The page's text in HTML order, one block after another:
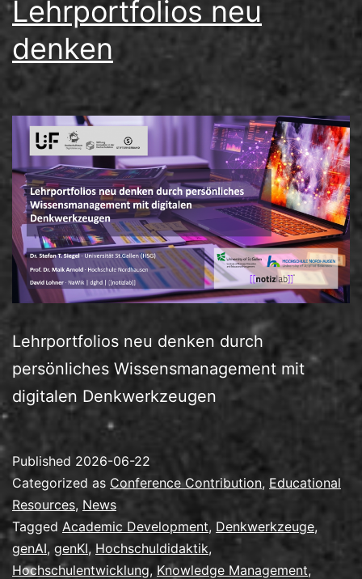
Lehrportfolios neu
denken
Lehrportfolios neu denken durch
persönliches Wissensmanagement mit
digitalen Denkwerkzeugen
Published 2026-06-22
Categorized as Conference Contribution, Educational
Resources, News
Tagged Academic Development, Denkwerkzeuge,
genAI, genKI, Hochschuldidaktik,
Hochschulentwicklung, Knowledge Management,